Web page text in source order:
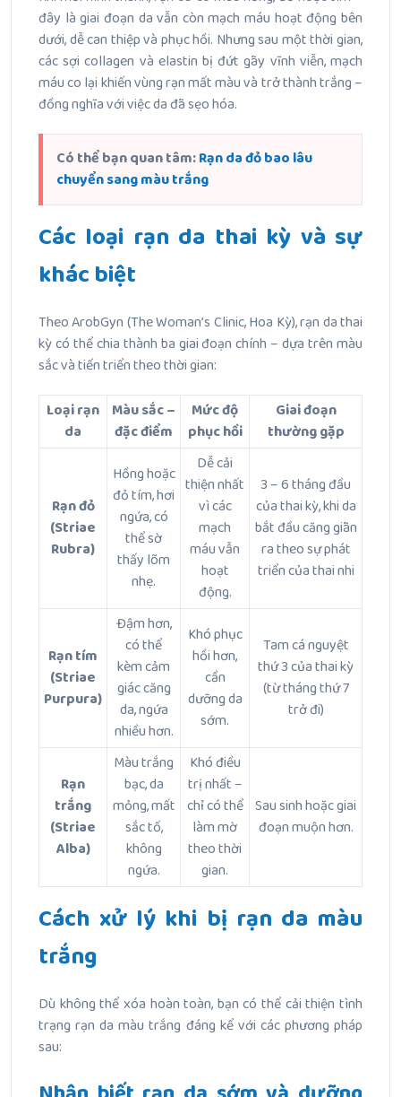
đây là giai đoạn da vẫn còn mạch máu hoạt động bên
dưới, dễ can thiệp và phục hồi. Nhưng sau một thời gian,
các sợi collagen và elastin bị đứt gãy vĩnh viễn, mạch
máu co lại khiến vùng rạn mất màu và trở thành trắng –
đồng nghĩa với việc da đã sẹo hóa.
Có thể bạn quan tâm:Rạn da đỏ bao lâu
chuyển sang màu trắng
Các loại rạn da thai kỳ và sự
khác biệt
Theo ArobGyn (The Woman’s Clinic, Hoa Kỳ), rạn da thai
kỳ có thể chia thành ba giai đoạn chính – dựa trên màu
sắc và tiến triển theo thời gian:
Loại rạn
da
Màu sắc –
đặc điểm
Mức độ
phục hồi
Giai đoạn
thường gặp
Rạn đỏ
(Striae
Rubra)
Hồng hoặc
đỏ tím, hơi
ngứa, có
thể sờ
thấy lõm
nhẹ.
Dễ cải
thiện nhất
vì các
mạch
máu vẫn
hoạt
động.
3 – 6 tháng đầu
của thai kỳ, khi da
bắt đầu căng giãn
ra theo sự phát
triển của thai nhi
Rạn tím
(Striae
Purpura)
Đậm hơn,
có thể
kèm cảm
giác căng
da, ngứa
nhiều hơn.
Khó phục
hồi hơn,
cần
dưỡng da
sớm.
Tam cá nguyệt
thứ 3 của thai kỳ
(từ tháng thứ 7
trở đi)
Rạn
trắng
(Striae
Alba)
Màu trắng
bạc, da
mỏng, mất
sắc tố,
không
ngứa.
Khó điều
trị nhất –
chỉ có thể
làm mờ
theo thời
gian.
Sau sinh hoặc giai
đoạn muộn hơn.
Cách xử lý khi bị rạn da màu
trắng
Dù không thể xóa hoàn toàn, bạn có thể cải thiện tình
trạng rạn da màu trắng đáng kể với các phương pháp
sau: